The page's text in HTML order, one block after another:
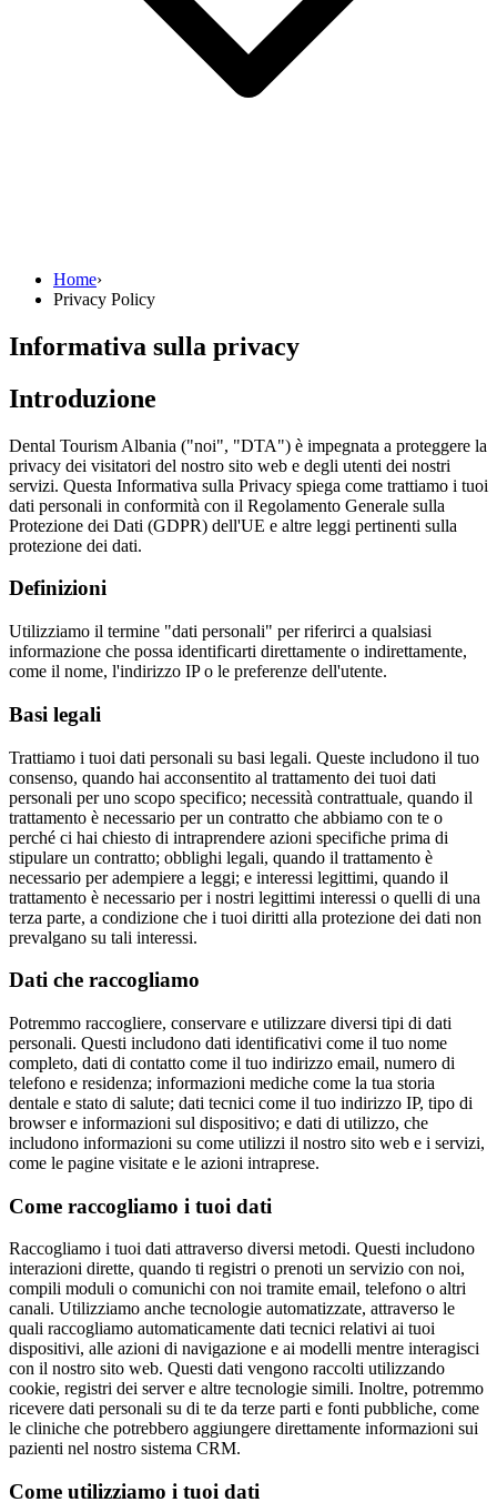
Home›
Privacy Policy
Informativa sulla privacy
Introduzione
Dental Tourism Albania ("noi", "DTA") è impegnata a proteggere la
privacy dei visitatori del nostro sito web e degli utenti dei nostri
servizi. Questa Informativa sulla Privacy spiega come trattiamo i tuoi
dati personali in conformità con il Regolamento Generale sulla
Protezione dei Dati (GDPR) dell'UE e altre leggi pertinenti sulla
protezione dei dati.
Definizioni
Utilizziamo il termine "dati personali" per riferirci a qualsiasi
informazione che possa identificarti direttamente o indirettamente,
come il nome, l'indirizzo IP o le preferenze dell'utente.
Basi legali
Trattiamo i tuoi dati personali su basi legali. Queste includono il tuo
consenso, quando hai acconsentito al trattamento dei tuoi dati
personali per uno scopo specifico; necessità contrattuale, quando il
trattamento è necessario per un contratto che abbiamo con te o
perché ci hai chiesto di intraprendere azioni specifiche prima di
stipulare un contratto; obblighi legali, quando il trattamento è
necessario per adempiere a leggi; e interessi legittimi, quando il
trattamento è necessario per i nostri legittimi interessi o quelli di una
terza parte, a condizione che i tuoi diritti alla protezione dei dati non
prevalgano su tali interessi.
Dati che raccogliamo
Potremmo raccogliere, conservare e utilizzare diversi tipi di dati
personali. Questi includono dati identificativi come il tuo nome
completo, dati di contatto come il tuo indirizzo email, numero di
telefono e residenza; informazioni mediche come la tua storia
dentale e stato di salute; dati tecnici come il tuo indirizzo IP, tipo di
browser e informazioni sul dispositivo; e dati di utilizzo, che
includono informazioni su come utilizzi il nostro sito web e i servizi,
come le pagine visitate e le azioni intraprese.
Come raccogliamo i tuoi dati
Raccogliamo i tuoi dati attraverso diversi metodi. Questi includono
interazioni dirette, quando ti registri o prenoti un servizio con noi,
compili moduli o comunichi con noi tramite email, telefono o altri
canali. Utilizziamo anche tecnologie automatizzate, attraverso le
quali raccogliamo automaticamente dati tecnici relativi ai tuoi
dispositivi, alle azioni di navigazione e ai modelli mentre interagisci
con il nostro sito web. Questi dati vengono raccolti utilizzando
cookie, registri dei server e altre tecnologie simili. Inoltre, potremmo
ricevere dati personali su di te da terze parti e fonti pubbliche, come
le cliniche che potrebbero aggiungere direttamente informazioni sui
pazienti nel nostro sistema CRM.
Come utilizziamo i tuoi dati